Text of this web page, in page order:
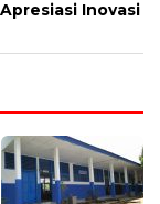
Inovasi